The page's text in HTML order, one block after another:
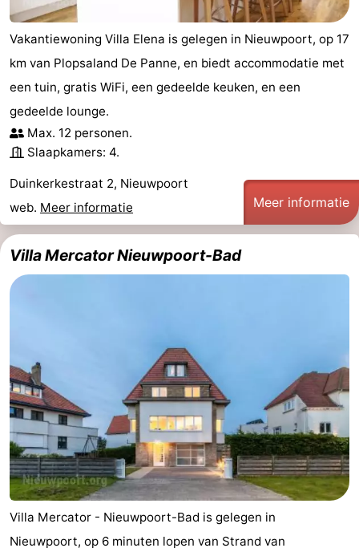
Zien
doen
Bezienswaardigheden
-
Musea
-
Monumenten
-
Uitkijkpunten
Attracties
-
Boerderijen
-
Binnenspeeltuinen
-
Minigolfbanen
Wellness
centra
Dorpen
&
Natuur
-
Vakantiewoning Villa Elena is gelegen in Nieuwpoort, op 17
km van Plopsaland De Panne, en biedt accommodatie met
een tuin, gratis WiFi, een gedeelde keuken, en een
gedeelde lounge.
Max. 12 personen.
Slaapkamers: 4.
Duinkerkestraat 2, Nieuwpoort
web. Meer informatie Meer informatie
Villa Mercator Nieuwpoort-Bad
Villa Mercator - Nieuwpoort-Bad is gelegen in
Nieuwpoort, op 6 minuten lopen van Strand van